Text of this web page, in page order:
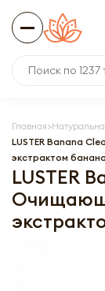
Главная
LUSTER Banana
экстрактом
LUSTER